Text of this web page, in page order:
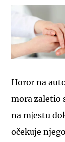
Horor na
mora zaletio
na mjestu
očekuje